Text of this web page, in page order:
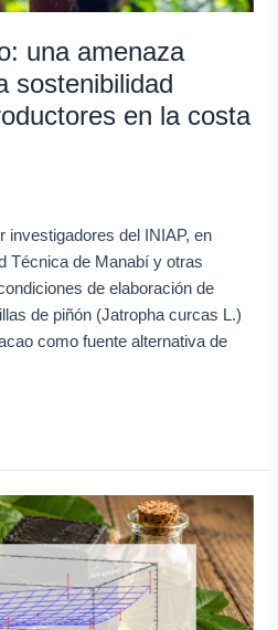
una amenaza
sostenibilidad
en la costa
investigadores del INIAP, en
Técnica de Manabí y otras
de elaboración de
de piñón (Jatropha curcas L.)
como fuente alternativa de